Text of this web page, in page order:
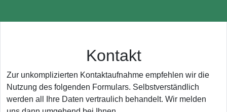
Kontakt
Zur unkomplizierten Kontaktaufnahme empfehlen wir die
Nutzung des folgenden Formulars. Selbstverständlich
werden all Ihre Daten vertraulich behandelt. Wir melden